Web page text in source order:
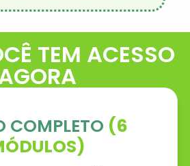
TEM ACESSO
COMPLETO (6